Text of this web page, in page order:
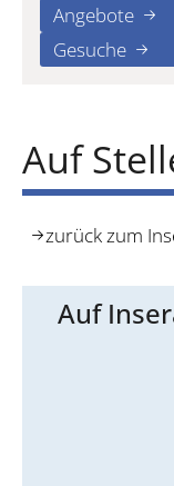
Angebote
Gesuche
Auf
zurück zum
Auf